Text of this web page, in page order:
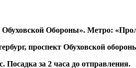
Обороны». Метро:
проспект Обуховской
Посадка за 2 часа до отправления.